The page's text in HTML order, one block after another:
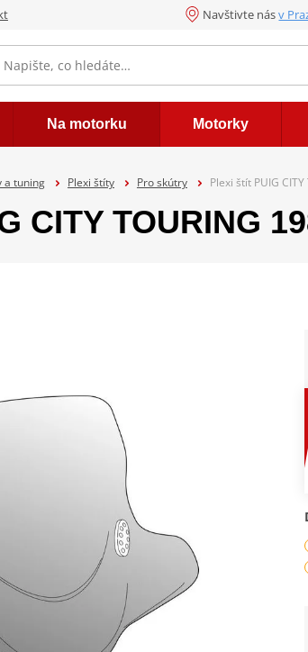
Navštivte násv
Na motorku Motorky
a tuning Plexi štíty Pro skútry Plexi štít PUIG
CITY TOURING